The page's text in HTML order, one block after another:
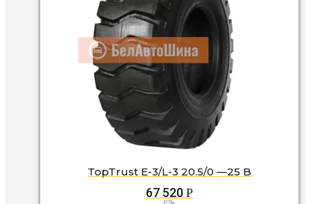
TopTrust E-3/L-3 20.5/0 —25 B
67 520 Р